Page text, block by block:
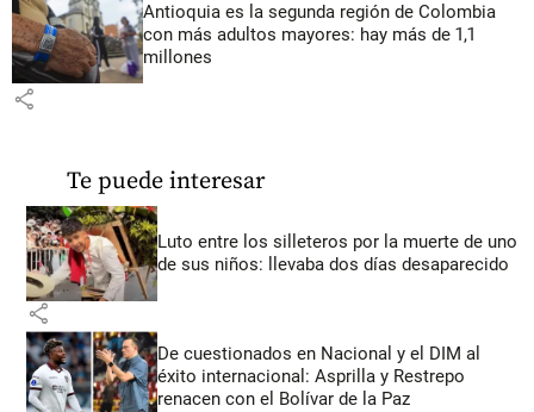
Antioquia es la segunda región de Colombia
con más adultos mayores: hay más de 1,1
millones
share
Te puede interesar
Luto entre los silleteros por la muerte de uno
de sus niños: llevaba dos días desaparecido
share
De cuestionados en Nacional y el DIM al
éxito internacional: Asprilla y Restrepo
renacen con el Bolívar de la Paz